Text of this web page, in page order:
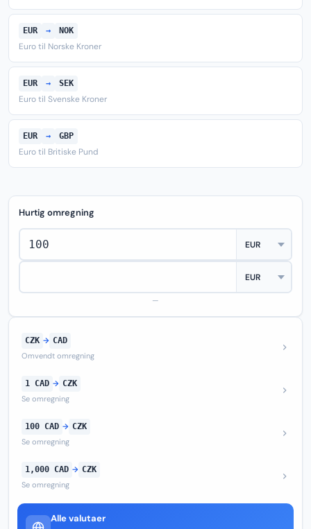
EUR → NOK
Euro til Norske Kroner
EUR → SEK
Euro til Svenske Kroner
EUR → GBP
Euro til Britiske Pund
Hurtig omregning
—
CZK → CAD
Omvendt omregning
1 CAD → CZK
Se omregning
100 CAD → CZK
Se omregning
1,000 CAD → CZK
Se omregning
Alle valutaer